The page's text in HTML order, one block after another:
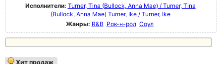
Исполнители: Turner, Tina (Bullock, Anna Mae) / Turner, Tina
(Bullock, Anna Mae) Turner, Ike / Turner, Ike
Жанры: R&B Рок-н-poл Соул
Хит продаж